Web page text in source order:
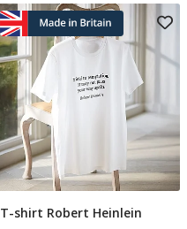
Sélectionner Tailles
T-shirt Robert Heinlein